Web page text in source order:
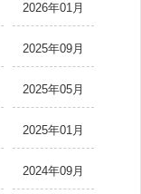
2026年01月
2025年09月
2025年05月
2025年01月
2024年09月